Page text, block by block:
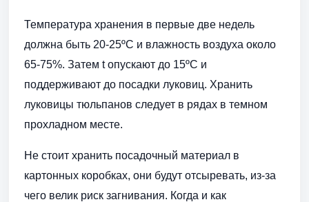
Температура хранения в первые две недель
должна быть 20-25ºС и влажность воздуха около
65-75%. Затем t опускают до 15ºС и
поддерживают до посадки луковиц. Хранить
луковицы тюльпанов следует в рядах в темном
прохладном месте.
Не стоит хранить посадочный материал в
картонных коробках, они будут отсыревать, из-за
чего велик риск загнивания. Когда и как